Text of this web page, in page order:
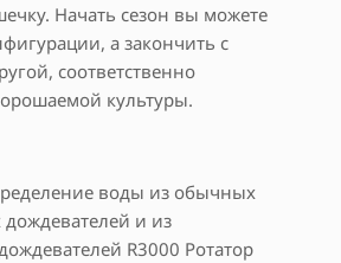
Начать сезон вы можете
а закончить с
соответственно
культуры.
воды из обычных
и из
R3000 Ротатор